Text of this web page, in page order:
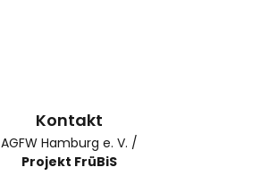
Kontakt
AGFW Hamburg e. V. /
Projekt FrüBiS